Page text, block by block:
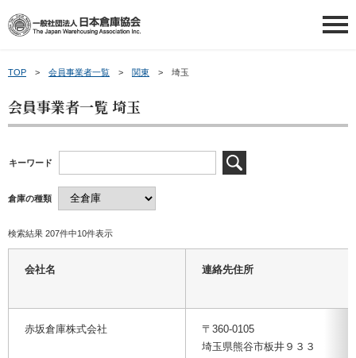
日本倉庫協会について
日本倉庫協会の概要
会員情報
地区倉庫協会一覧
倉庫協会ウェブタウン
～倉庫協会ポータルサイト～
会員事業者の皆さまへ
新物効法対応ガイド
補助金のご案内
講習会等ご案内
講習会を探す
申請・お問い合わせ
申請・お問い合わせ
TOP 会員事業者一覧 関東 埼玉
会員事業者一覧 埼玉
キーワード
倉庫の種類
検索結果 207件中10件表示
会社名 連絡先住所
赤坂倉庫株式会社
〒360-0105
埼玉県熊谷市板井９３３